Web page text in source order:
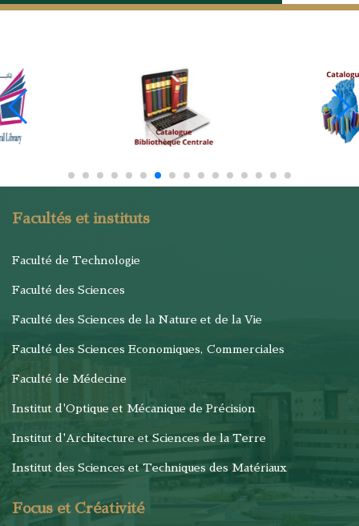
Facultés et instituts
Faculté de Technologie
Faculté des Sciences
Faculté des Sciences de la Nature et de la Vie
Faculté des Sciences Economiques, Commerciales
Faculté de Médecine
Institut d'Optique et Mécanique de Précision
Institut d'Architecture et Sciences de la Terre
Institut des Sciences et Techniques des Matériaux
Focus et Créativité